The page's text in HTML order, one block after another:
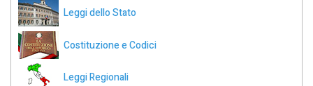
Leggi dello Stato
Costituzione e Codici
Leggi Regionali